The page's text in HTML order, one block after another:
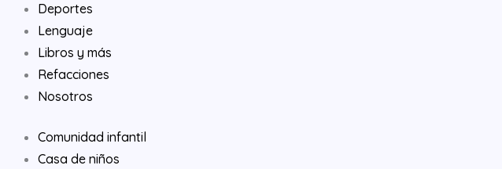
Deportes
Lenguaje
Libros y más
Refacciones
Nosotros
Comunidad infantil
Casa de niños